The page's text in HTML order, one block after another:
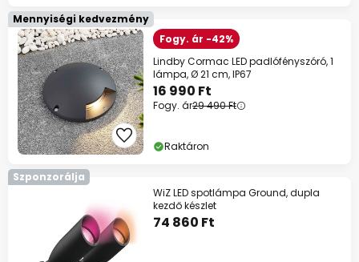
Mennyiségi kedvezmény
Fogy. ár -42%
Lindby Cormac LED padlófényszóró, 1
lámpa, Ø 21 cm, IP67
16 990 Ft
Fogy. ár29 490 Ft
Raktáron
Szponzorálja
WiZ LED spotlámpa Ground, dupla
kezdő készlet
74 860 Ft